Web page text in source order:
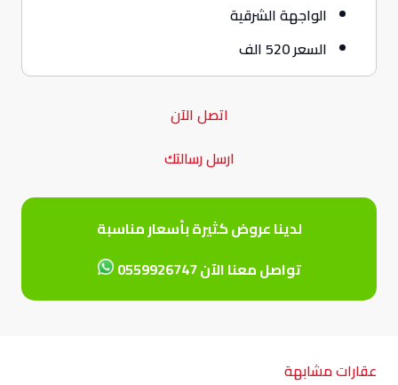
الواجهة الشرقية
السعر 520 الف
اتصل الآن
ارسل رسالتك
لدينا عروض كثيرة بأسعار مناسبة
تواصل معنا الآن 0559926747
عقارات مشابهة